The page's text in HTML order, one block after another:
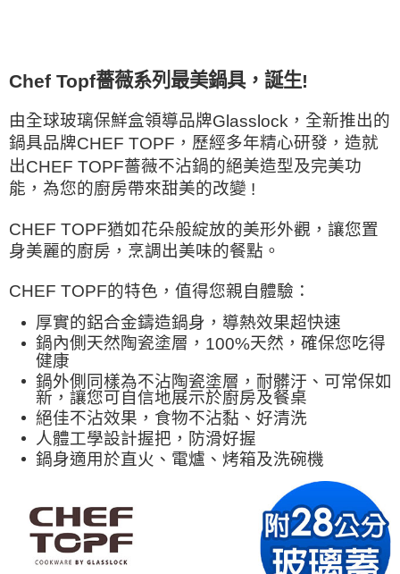
Chef Topf薔薇系列最美鍋具，誕生!
由全球玻璃保鮮盒領導品牌Glasslock ，全新推出的
鍋具品牌CHEF TOPF ，歷經多年精心研發，造就
出CHEF TOPF薔薇不沾鍋的絕美造型及完美功
能，為您的廚房帶來甜美的改變 !
CHEF TOPF猶如花朵般綻放的美形外觀，讓您置
身美麗的廚房，烹調出美味的餐點。
CHEF TOPF的特色，值得您親自體驗：
厚實的鋁合金鑄造鍋身，導熱效果超快速
鍋內側天然陶瓷塗層， 100%天然，確保您吃得
健康
鍋外側同樣為不沾陶瓷塗層，耐髒汙、可常保如
新，讓您可自信地展示於廚房及餐桌
絕佳不沾效果，食物不沾黏、好清洗
人體工學設計握把，防滑好握
鍋身適用於直火、電爐、烤箱及洗碗機